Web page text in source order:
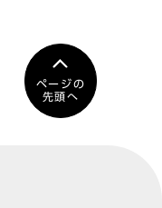
ページの
先頭へ